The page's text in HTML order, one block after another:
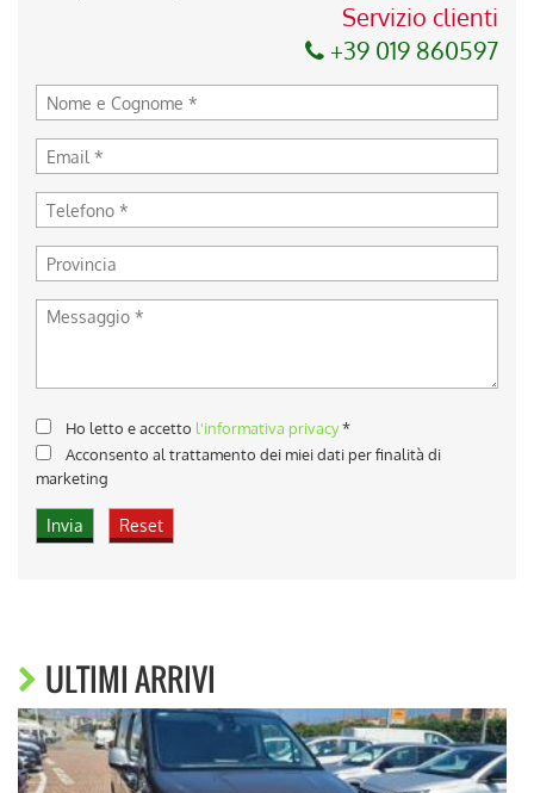
Servizio clienti
+39 019 860597
Ho letto e accetto l'informativa privacy*
Acconsento al trattamento dei miei dati per finalità di
marketing
ULTIMI ARRIVI